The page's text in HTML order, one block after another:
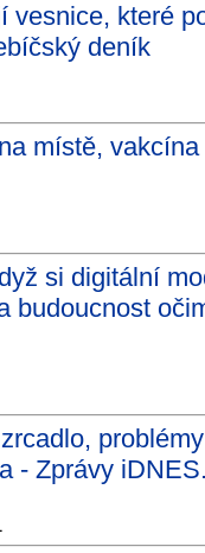
vesnice, které
deník
místě,
si digitální
budoucnost
- Zprávy